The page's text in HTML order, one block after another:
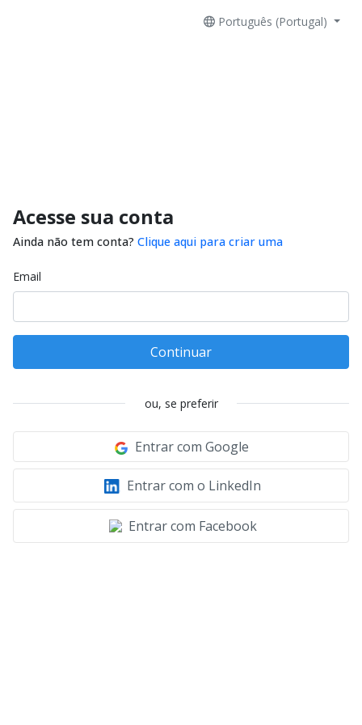
Português (Portugal)
Acesse sua conta
Ainda não tem conta? Clique aqui para criar uma
Email
Continuar
ou, se preferir
Entrar com Google
Entrar com o LinkedIn
Entrar com Facebook